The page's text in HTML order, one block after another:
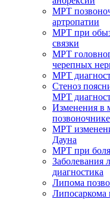
МРТ
артропатии
МРТ при
связки
МРТ
черепных
МРТ
Стеноз
МРТ
Изменения в
позвоночнике
МРТ
Дауна
МРТ при
Заболевания
диагностика
Липома
Липосаркома